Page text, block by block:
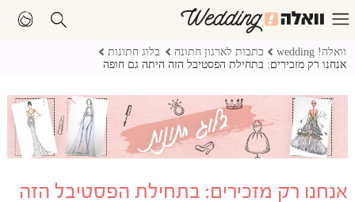
וואלה! wedding כתבות לארגון חתונה
בלוג חתונות
אנחנו רק מזכירים: בתחילת הפסטיבל הזה היתה גם חופה
אנחנו רק מזכירים: בתחילת הפסטיבל הזה